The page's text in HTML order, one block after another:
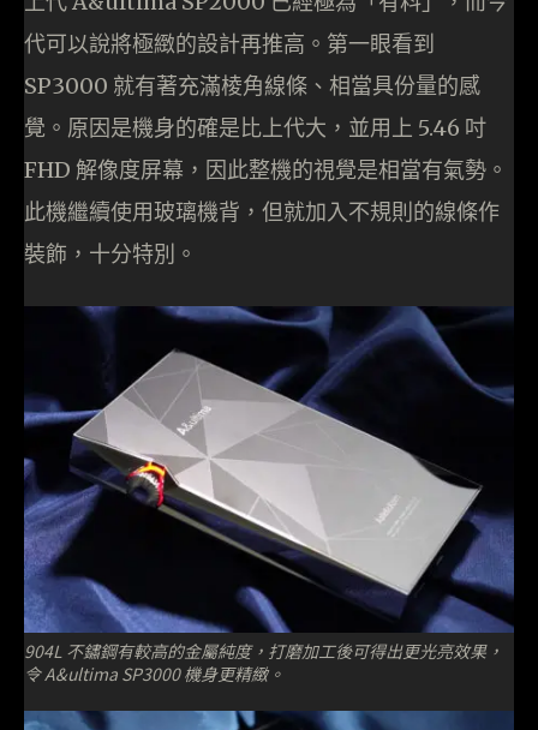
代可以說將極緻的設計再推高。第一眼看到
SP3000 就有著充滿棱角線條、相當具份量的感
覺。原因是機身的確是比上代大，並用上 5.46 吋
FHD 解像度屏幕，因此整機的視覺是相當有氣勢。
此機繼續使用玻璃機背，但就加入不規則的線條作
裝飾，十分特別。
904L 不鏽鋼有較高的金屬純度，打磨加工後可得出更光亮效果，
令 A&ultima SP3000 機身更精緻。